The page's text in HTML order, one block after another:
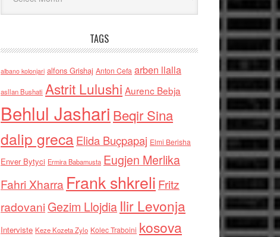
TAGS
albano kolonjari alfons Grishaj Anton Cefa arben llalla
asllan Bushati Astrit Lulushi Aurenc Bebja
Behlul Jashari Beqir Sina
dalip grecaElida Buçpapaj Elmi Berisha
Enver Bytyci Ermira Babamusta Eugjen Merlika
Fahri Xharra Frank shkreli Fritz
radovaniGezim Llojdia Ilir Levonja
Interviste Keze Kozeta Zylo Kolec Traboini kosova